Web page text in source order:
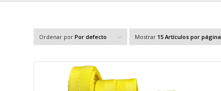
Ordenar por Por defecto Mostrar 15 Artículos por página